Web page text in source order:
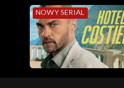
NOWY SERIAL